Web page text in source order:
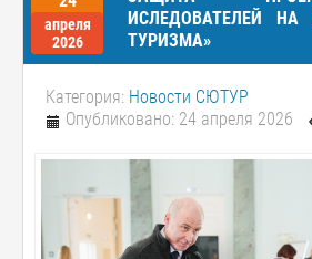
апреля
2026
ИСЛЕДОВАТЕЛЕЙ НА
ТУРИЗМА»
Категория: Новости СЮТУР
Опубликовано: 24 апреля 2026